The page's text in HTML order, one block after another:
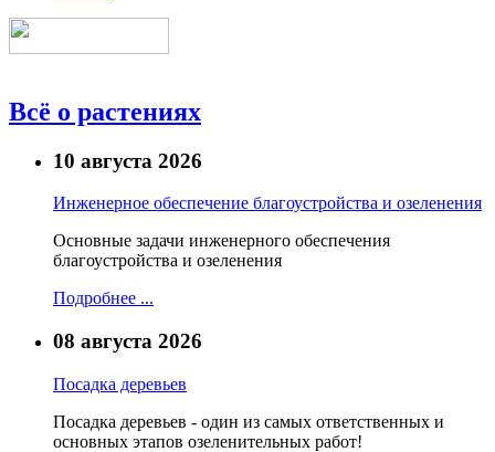
Всё о растениях
10 августа 2026
Инженерное обеспечение благоустройства и озеленения
Основные задачи инженерного обеспечения
благоустройства и озеленения
Подробнее ...
08 августа 2026
Посадка деревьев
Посадка деревьев - один из самых ответственных и
основных этапов озеленительных работ!